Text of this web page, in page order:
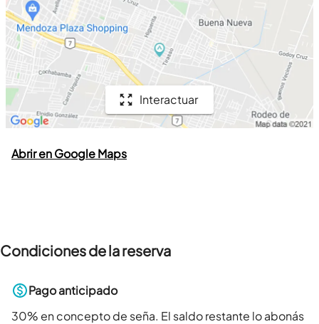
Interactuar
Abrir en Google Maps
Condiciones de la reserva
Pago anticipado
30% en concepto de seña. El saldo restante lo abonás